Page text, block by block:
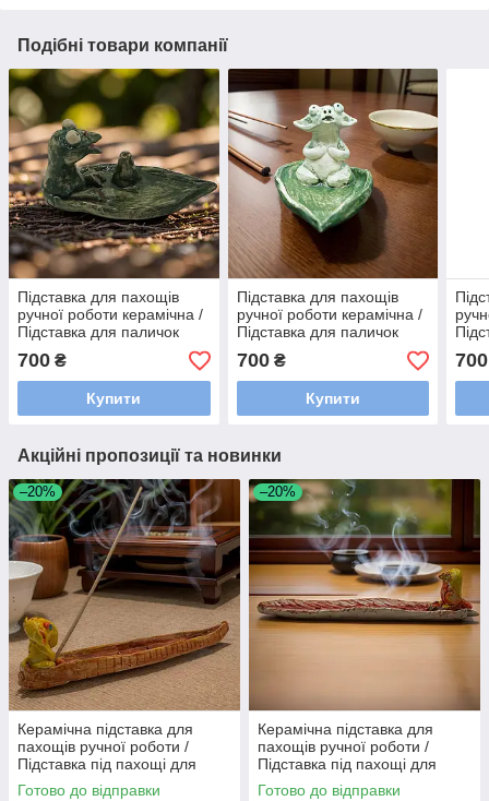
Подібні товари компанії
Підставка для пахощів
ручної роботи керамічна /
Підставка для паличок
700 ₴
Купити
Підставка для пахощів
ручної роботи керамічна /
Підставка для паличок
700₴
Купити
700
Акційні пропозиції та новинки
–20%
Керамічна підставка для
пахощів ручної роботи /
Підставка під пахощі для
аромапаличок
Готово до відправки
–20%
Керамічна підставка для
пахощів ручної роботи /
Підставка під пахощі для
аромапаличок
Готово до відправки